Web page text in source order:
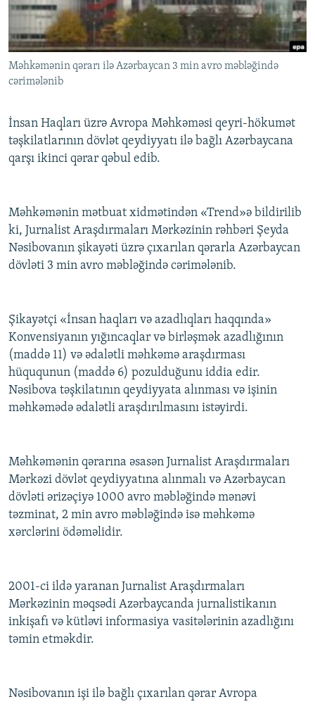
KARIKATURA
İSLAM VƏ DEMOKRATIYA
İZ - MƏDƏNIYYƏT PROQRAMI
PEŞƏ ETIKASI VƏ JURNALISTIKA STANDARTLARIMIZ
MATERIALLARIMIZDAN ISTIFADƏ
AZADLIQRADIOSU MOBIL TELEFONUNUZDA
XƏBƏR BÜLLETENLƏRIMIZ
BIZI IZLƏ
RFE/RL-in bütün saytları
Məhkəmənin qərarı ilə Azərbaycan 3 min avro məbləğində
cərimələnib
İnsan Haqları üzrə Avropa Məhkəməsi qeyri-hökumət
təşkilatlarının dövlət qeydiyyatı ilə bağlı Azərbaycana
qarşı ikinci qərar qəbul edib.
Məhkəmənin mətbuat xidmətindən «Trend»ə bildirilib
ki, Jurnalist Araşdırmaları Mərkəzinin rəhbəri Şeyda
Nəsibovanın şikayəti üzrə çıxarılan qərarla Azərbaycan
dövləti 3 min avro məbləğində cərimələnib.
Şikayətçi «İnsan haqları və azadlıqları haqqında»
Konvensiyanın yığıncaqlar və birləşmək azadlığının
(maddə 11) və ədalətli məhkəmə araşdırması
hüququnun (maddə 6) pozulduğunu iddia edir.
Nəsibova təşkilatının qeydiyyata alınması və işinin
məhkəmədə ədalətli araşdırılmasını istəyirdi.
Məhkəmənin qərarına əsasən Jurnalist Araşdırmaları
Mərkəzi dövlət qeydiyyatına alınmalı və Azərbaycan
dövləti ərizəçiyə 1000 avro məbləğində mənəvi
təzminat, 2 min avro məbləğində isə məhkəmə
xərclərini ödəməlidir.
2001-ci ildə yaranan Jurnalist Araşdırmaları
Mərkəzinin məqsədi Azərbaycanda jurnalistikanın
inkişafı və kütləvi informasiya vasitələrinin azadlığını
təmin etməkdir.
Nəsibovanın işi ilə bağlı çıxarılan qərar Avropa